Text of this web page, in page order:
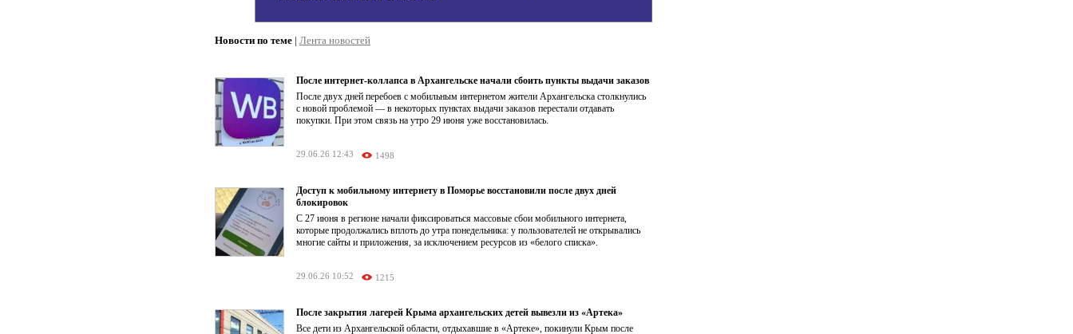
Новости по теме | Лента новостей
После интернет-коллапса в Архангельске начали сбоить пункты выдачи заказов
После двух дней перебоев с мобильным интернетом жители Архангельска столкнулись
с новой проблемой — в некоторых пунктах выдачи заказов перестали отдавать
покупки. При этом связь на утро 29 июня уже восстановилась.
29.06.26 12:43 1498
Доступ к мобильному интернету в Поморье восстановили после двух дней
блокировок
С 27 июня в регионе начали фиксироваться массовые сбои мобильного интернета,
которые продолжались вплоть до утра понедельника: у пользователей не открывались
многие сайты и приложения, за исключением ресурсов из «белого списка».
29.06.26 10:52 1215
После закрытия лагерей Крыма архангельских детей вывезли из «Артека»
Все дети из Архангельской области, отдыхавшие в «Артеке», покинули Крым после